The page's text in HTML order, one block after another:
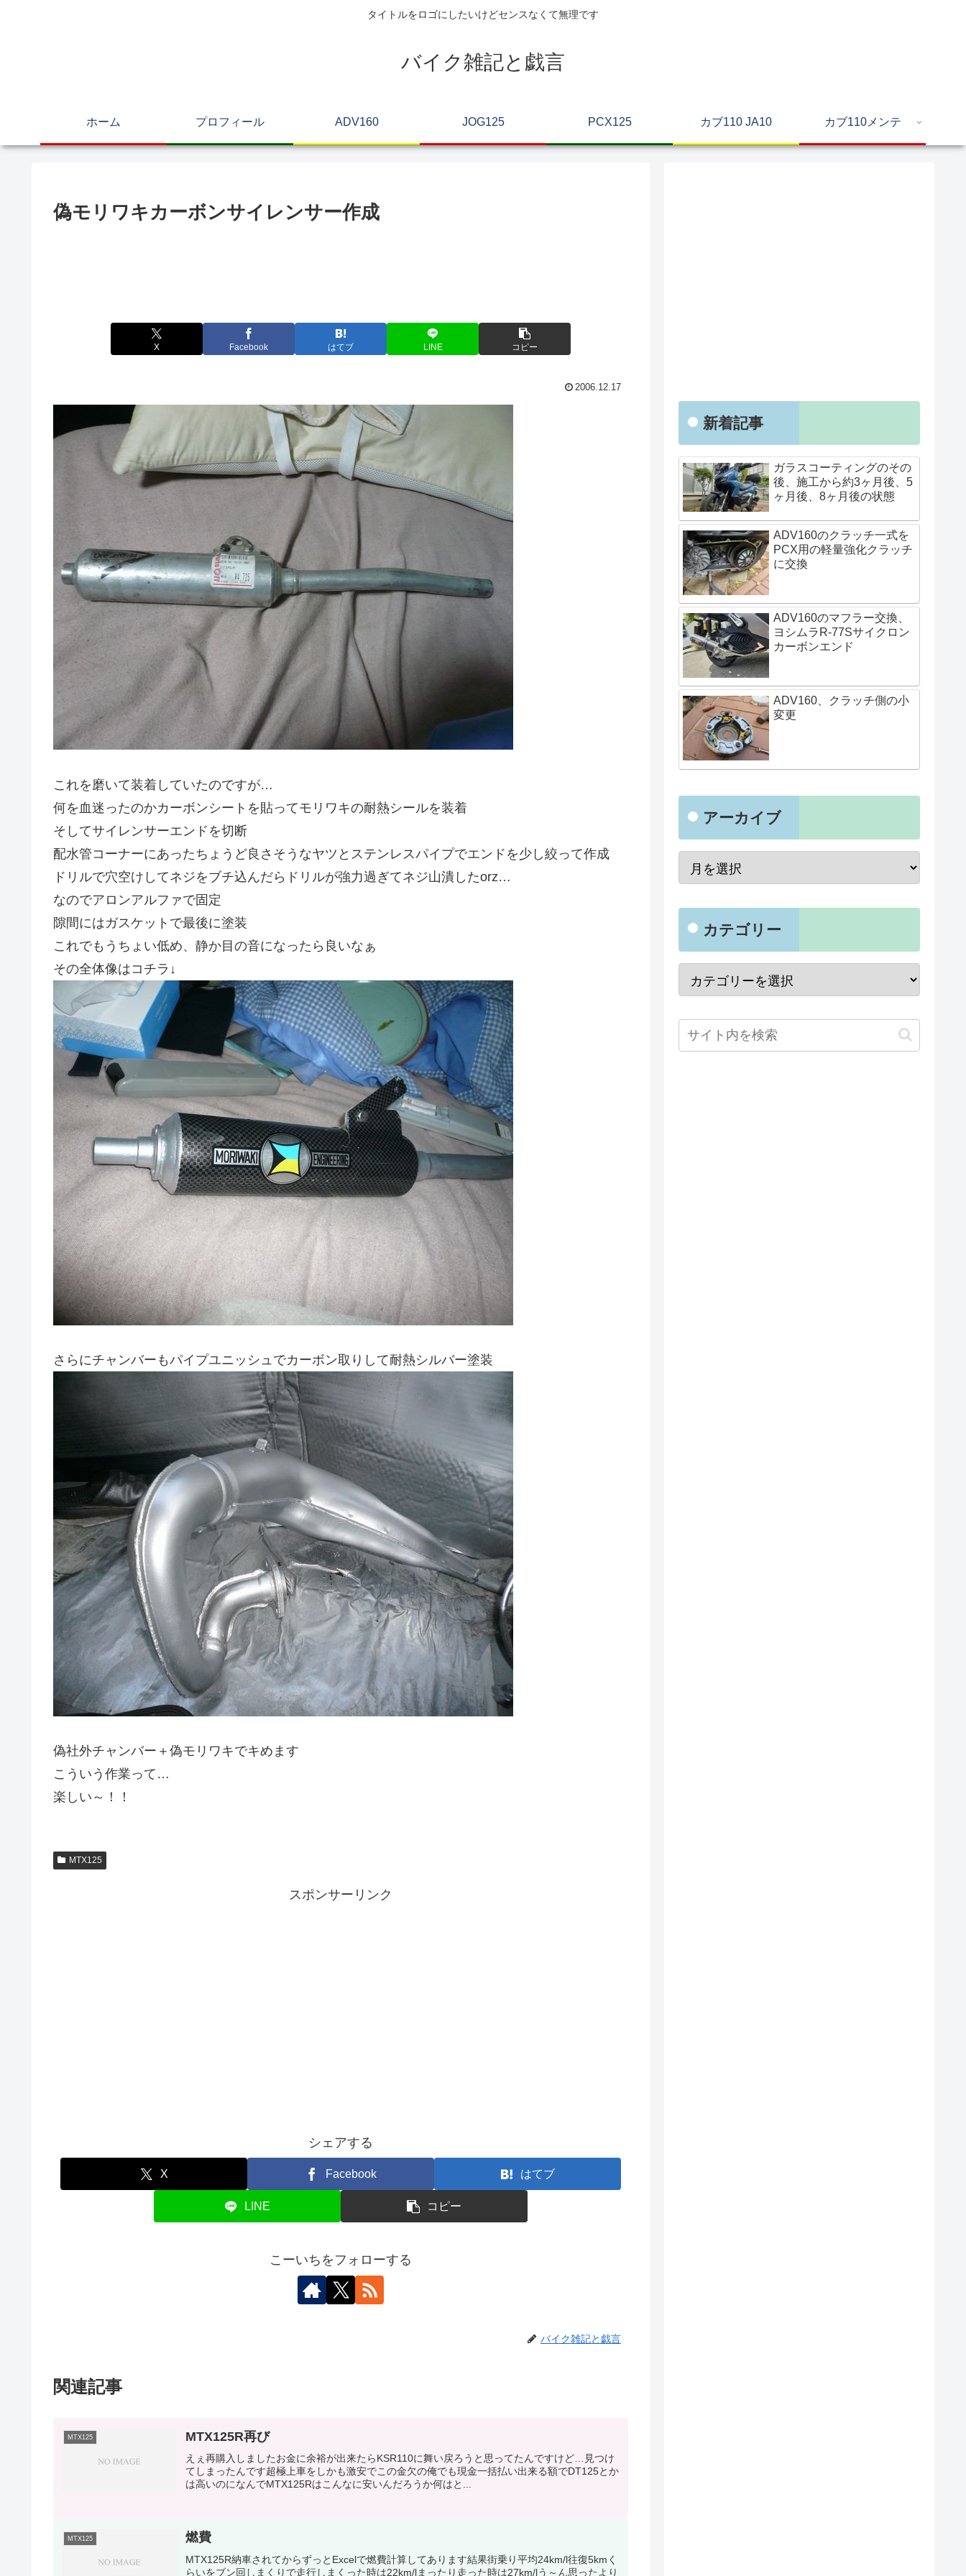
タイトルをロゴにしたいけどセンスなくて無理です
バイク雑記と戯言
ホーム プロフィール ADV160 JOG125 PCX125 カブ110 JA10 カブ110メンテ
偽モリワキカーボンサイレンサー作成
X Facebook はてブ LINE コピー
2006.12.17
これを磨いて装着していたのですが…
何を血迷ったのかカーボンシートを貼ってモリワキの耐熱シールを装着
そしてサイレンサーエンドを切断
配水管コーナーにあったちょうど良さそうなヤツとステンレスパイプでエンドを少し絞って作成
ドリルで穴空けしてネジをブチ込んだらドリルが強力過ぎてネジ山潰したorz…
なのでアロンアルファで固定
隙間にはガスケットで最後に塗装
これでもうちょい低め、静か目の音になったら良いなぁ
その全体像はコチラ↓
さらにチャンバーもパイプユニッシュでカーボン取りして耐熱シルバー塗装
偽社外チャンバー＋偽モリワキでキめます
こういう作業って…
楽しい～！！
MTX125
スポンサーリンク
シェアする
X Facebook はてブ
LINE コピー
こーいちをフォローする
バイク雑記と戯言
関連記事
MTX125 MTX125R再び
えぇ再購入しましたお金に余裕が出来たらKSR110に舞い戻ろうと思ってたんですけど…見つけ
てしまったんです超極上車をしかも激安でこの金欠の俺でも現金一括払い出来る額でDT125とか
は高いのになんでMTX125Rはこんなに安いんだろうか何はと...
MTX125 燃費
MTX125R納車されてからずっとExcelで燃費計算してあります結果街乗り平均24km/l往復5kmく
らいをブン回しまくりで走行しまくった時は22km/lまったり走った時は27km/lう～ん思ったより
新着記事
ガラスコーティングのその
後、施工から約3ヶ月後、5
ヶ月後、8ヶ月後の状態
ADV160のクラッチ一式を
PCX用の軽量強化クラッチ
に交換
ADV160のマフラー交換、
ヨシムラR-77Sサイクロン
カーボンエンド
ADV160、クラッチ側の小
変更
アーカイブ
カテゴリー